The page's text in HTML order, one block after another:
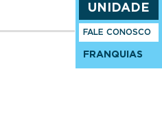
UNIDADE
FALE CONOSCO
FRANQUIAS